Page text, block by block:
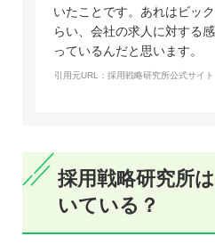
いたことです。あれはビッ
らい、会社の求人に対する
っているんだと思います。
引用元URL：採用戦略研究所公式サイ
採用戦略研究所
いている？